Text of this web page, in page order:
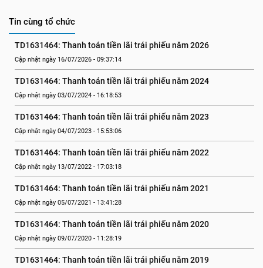
Tin cùng tổ chức
TD1631464: Thanh toán tiền lãi trái phiếu năm 2026
Cập nhật ngày 16/07/2026 - 09:37:14
TD1631464: Thanh toán tiền lãi trái phiếu năm 2024
Cập nhật ngày 03/07/2024 - 16:18:53
TD1631464: Thanh toán tiền lãi trái phiếu năm 2023
Cập nhật ngày 04/07/2023 - 15:53:06
TD1631464: Thanh toán tiền lãi trái phiếu năm 2022
Cập nhật ngày 13/07/2022 - 17:03:18
TD1631464: Thanh toán tiền lãi trái phiếu năm 2021
Cập nhật ngày 05/07/2021 - 13:41:28
TD1631464: Thanh toán tiền lãi trái phiếu năm 2020
Cập nhật ngày 09/07/2020 - 11:28:19
TD1631464: Thanh toán tiền lãi trái phiếu năm 2019